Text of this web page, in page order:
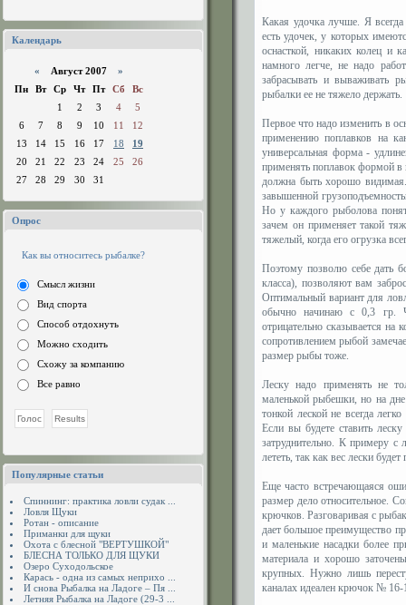
Календарь
« Август 2007 »
Пн
Вт Ср Чт Пт Сб
Вс
1
2 3 4
5
6
7 8 9 10 11
12
13
14 15 16 17 18
19
20
21 22 23 24 25
26
27
28 29 30 31
Опрос
Как вы относитесь рыбалке?
Смысл жизни
Вид спорта
Способ отдохнуть
Можно сходить
Схожу за компанию
Все равно
Популярные статьи
Спиннинг: практика ловли судак ...
Ловля Щуки
Ротан - описание
Приманки для щуки
Охота с блесной "ВЕРТУШКОЙ"
БЛЕСНА ТОЛЬКО ДЛЯ ЩУКИ
Озеро Суходольское
Карась - одна из самых неприхо ...
И снова Рыбалка на Ладоге – Пя ...
Летняя Рыбалка на Ладоге (29-3 ...
Какая удочка лучше. Я
есть удочек, у которых
оснасткой, никаких колец и
намного легче, не надо
забрасывать и вываживать
рыбалки ее не тяжело держать.
Первое что надо изменить в
применению поплавков на
универсальная форма -
применять поплавок формой в
должна быть хорошо
завышенной
Но у каждого рыболова
зачем он применяет такой
тяжелый, когда его огрузка
Поэтому позволю себе дать
класса), позволяют вам
Оптимальный вариант для
обычно начинаю с 0,3 гр.
отрицательно сказывается на
сопротивлением рыбой
размер рыбы тоже.
Леску надо применять не
маленькой рыбешки, но на
тонкой леской не всегда
Если вы будете ставить
затруднительно. К примеру с
лететь, так как вес лески
Еще часто встречающаяся
размер дело относительное.
крючков. Разговаривая с
дает большое преимущество
и маленькие насадки более
материала и хорошо
крупных. Нужно лишь
каналах идеален крючок № 16-